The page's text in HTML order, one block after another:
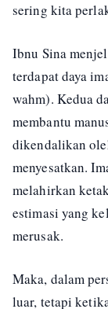
sering kita
Ibnu Sina
terdapat daya
wahm). Kedua
membantu
dikendalikan
menyesatkan.
melahirkan
estimasi yang
merusak.
Maka, dalam
luar, tetapi